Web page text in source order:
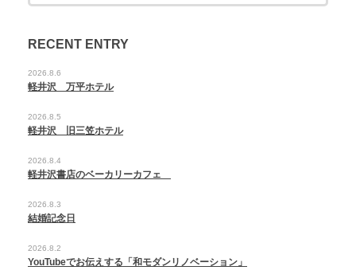
RECENT ENTRY
2026.8.6
軽井沢 万平ホテル
2026.8.5
軽井沢 旧三笠ホテル
2026.8.4
軽井沢書店のベーカリーカフェ
2026.8.3
結婚記念日
2026.8.2
YouTubeでお伝えする「和モダンリノベーション」